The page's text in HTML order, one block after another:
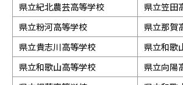
県立紀北農芸高等学校
県立笠田
県立粉河高等学校
県立那賀
県立貴志川高等学校
県立和歌
県立和歌山高等学校
県立向陽